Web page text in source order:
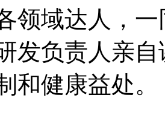
领域达人，
发负责人亲
和健康益处。